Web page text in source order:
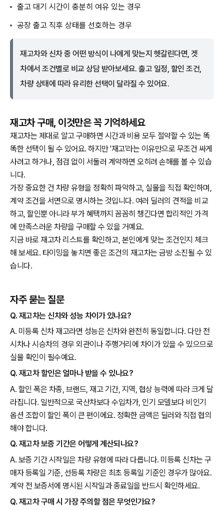
출고 대기 시간이 충분히 여유 있는 경우
공장 출고 직후 상태를 선호하는 경우
재고차와 신차 중 어떤 방식이 나에게 맞는지 헷갈린다면, 겟
차에서 조건별로 비교 상담 받아보세요. 출고 일정, 할인 조건,
차량 상태에 따라 유리한 선택이 달라질 수 있어요.
재고차 구매, 이것만은 꼭 기억하세요
재고차는 제대로 알고 구매하면 시간과 비용 모두 절약할 수 있는 똑
똑한 선택이 될 수 있어요. 하지만 '재고'라는 이유만으로 무조건 싸게
사려고 하거나, 점검 없이 서둘러 계약하면 오히려 손해를 볼 수 있습
니다.
가장 중요한 건 차량 유형을 정확히 파악하고, 실물을 직접 확인하며,
계약 조건을 서면으로 명시하는 것입니다. 여러 딜러의 견적을 비교
하고, 할인뿐 아니라 부가 혜택까지 꼼꼼히 챙긴다면 합리적인 가격
에 만족스러운 차량을 구매할 수 있을 거예요.
지금 바로 재고차 리스트를 확인하고, 본인에게 맞는 조건인지 체크
해 보세요. 타이밍을 놓치면 좋은 조건의 재고차는 금방 소진될 수 있
습니다.
자주 묻는 질문
Q. 재고차는 신차와 성능 차이가 있나요?
A. 미등록 신차 재고라면 성능은 신차와 완전히 동일합니다. 다만 전
시차나 시승차의 경우 외관이나 주행거리에 차이가 있을 수 있으므로
실물 확인이 필수예요.
Q. 재고차 할인은 얼마나 받을 수 있나요?
A. 할인 폭은 차종, 브랜드, 재고 기간, 지역, 협상 능력에 따라 크게 달
라집니다. 일반적으로 국산차보다 수입차가, 인기 모델보다 비인기
옵션 조합이 할인 폭이 큰 편이에요. 정확한 금액은 딜러와 직접 협의
해야 합니다.
Q. 재고차 보증 기간은 어떻게 계산되나요?
A. 보증 기간 시작일은 차량 유형에 따라 다릅니다. 미등록 신차는 구
매자 등록일 기준, 선등록 차량은 최초 등록일 기준인 경우가 많아요.
계약 전 보증서에 명시된 시작일과 종료일을 반드시 확인하세요.
Q. 재고차 구매 시 가장 주의할 점은 무엇인가요?